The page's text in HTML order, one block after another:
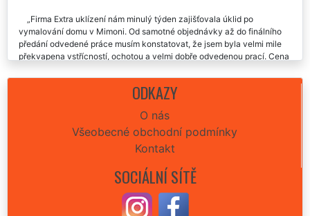
Firma Extra uklízení nám minulý týden zajišťovala úklid po
vymalování domu v Mimoni. Od samotné objednávky až do finálního
předání odvedené práce musím konstatovat, že jsem byla velmi mile
překvapena vstřícností, ochotou a velmi dobře odvedenou prací. Cena
úklidové firmy.
ODKAZY
O nás
Všeobecné obchodní podmínky
Kontakt
SOCIÁLNÍ SÍTĚ